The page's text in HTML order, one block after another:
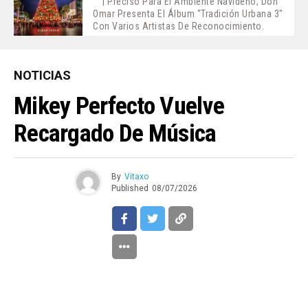
Omar Presenta El Álbum "Tradición Urbana 3"
Con Varios Artistas De Reconocimiento.
NOTICIAS
Mikey Perfecto Vuelve
Recargado De Música
By Vitaxo
Published 08/07/2026